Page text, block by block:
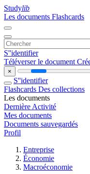
Studylib
Les documents Flashcards
S''identifier
Téléverser le document
×
S''identifier
Flashcards Des collections
Les documents
Dernière Activité
Mes documents
Documents sauvegardés
Profil
Entreprise
Économie
Macroéconomie